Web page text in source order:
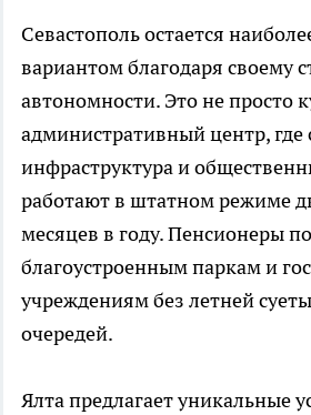
Севастополь остается
вариантом благодаря своему
автономности. Это не просто
административный центр, где
инфраструктура и
работают в штатном режиме
месяцев в году. Пенсионеры
благоустроенным паркам и
учреждениям без летней
очередей.
Ялта предлагает уникальные